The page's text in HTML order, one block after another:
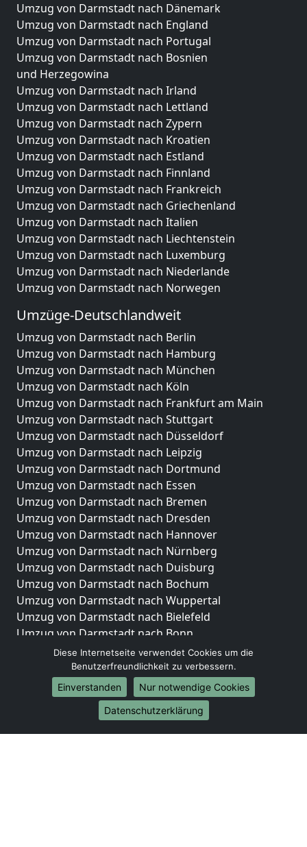
Umzug von Darmstadt nach Dänemark
Umzug von Darmstadt nach England
Umzug von Darmstadt nach Portugal
Umzug von Darmstadt nach Bosnien
und Herzegowina
Umzug von Darmstadt nach Irland
Umzug von Darmstadt nach Lettland
Umzug von Darmstadt nach Zypern
Umzug von Darmstadt nach Kroatien
Umzug von Darmstadt nach Estland
Umzug von Darmstadt nach Finnland
Umzug von Darmstadt nach Frankreich
Umzug von Darmstadt nach Griechenland
Umzug von Darmstadt nach Italien
Umzug von Darmstadt nach Liechtenstein
Umzug von Darmstadt nach Luxemburg
Umzug von Darmstadt nach Niederlande
Umzug von Darmstadt nach Norwegen
Umzüge-Deutschlandweit
Umzug von Darmstadt nach Berlin
Umzug von Darmstadt nach Hamburg
Umzug von Darmstadt nach München
Umzug von Darmstadt nach Köln
Umzug von Darmstadt nach Frankfurt am Main
Umzug von Darmstadt nach Stuttgart
Umzug von Darmstadt nach Düsseldorf
Umzug von Darmstadt nach Leipzig
Umzug von Darmstadt nach Dortmund
Umzug von Darmstadt nach Essen
Umzug von Darmstadt nach Bremen
Umzug von Darmstadt nach Dresden
Umzug von Darmstadt nach Hannover
Umzug von Darmstadt nach Nürnberg
Umzug von Darmstadt nach Duisburg
Umzug von Darmstadt nach Bochum
Umzug von Darmstadt nach Wuppertal
Umzug von Darmstadt nach Bielefeld
Umzug von Darmstadt nach Bonn
Umzug von Darmstadt nach Münster
Internationale-Umzüge
Umzug von Darmstadt nach Brasilien
Umzug von Darmstadt nach Brasilien
Umzug von Darmstadt nach Brunei Darussalam
Diese Internetseite verwendet Cookies um die
Benutzerfreundlichkeit zu verbessern.
Einverstanden
Nur notwendige Cookies
Datenschutzerklärung